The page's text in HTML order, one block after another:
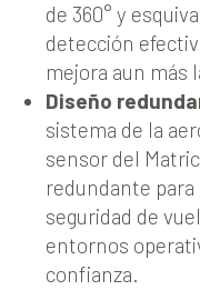
de 360° y
detección
mejora aun más
Diseño
sistema de la
sensor del
redundante
seguridad de
entornos
confianza.